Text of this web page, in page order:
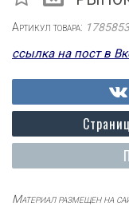
Артикул товара:
ссылка на пост в
Материал размещен на